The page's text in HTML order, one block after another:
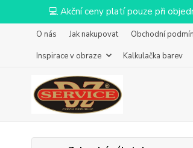
💻 Akční ceny platí pouze při
O nás Jak nakupovat Obchodní
Inspirace v obraze
Kalkulačka barev